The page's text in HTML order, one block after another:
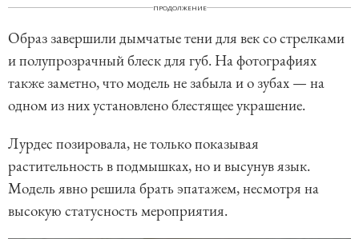
ПРОДОЛЖЕНИЕ
Образ завершили дымчатые тени для век со стрелками
и полупрозрачный блеск для губ. На фотографиях
также заметно, что модель не забыла и о зубах — на
одном из них установлено блестящее украшение.
Лурдес позировала, не только показывая
растительность в подмышках, но и высунув язык.
Модель явно решила брать эпатажем, несмотря на
высокую статусность мероприятия.